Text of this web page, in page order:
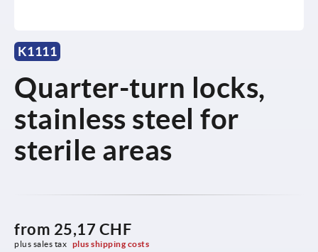
K1111
Quarter-turn locks,
stainless steel for
sterile areas
from 25,17 CHF
plus sales tax plus shipping costs